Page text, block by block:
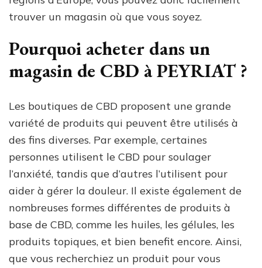
trouver un magasin où que vous soyez.
Pourquoi acheter dans un
magasin de CBD à PEYRIAT ?
Les boutiques de CBD proposent une grande
variété de produits qui peuvent être utilisés à
des fins diverses. Par exemple, certaines
personnes utilisent le CBD pour soulager
l’anxiété, tandis que d’autres l’utilisent pour
aider à gérer la douleur. Il existe également de
nombreuses formes différentes de produits à
base de CBD, comme les huiles, les gélules, les
produits topiques, et bien benefit encore. Ainsi,
que vous recherchiez un produit pour vous